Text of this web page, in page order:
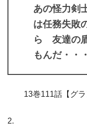
あの怪力剣
は任務失敗
ら 友達の
もんだ・・
13巻111話【グ
2.